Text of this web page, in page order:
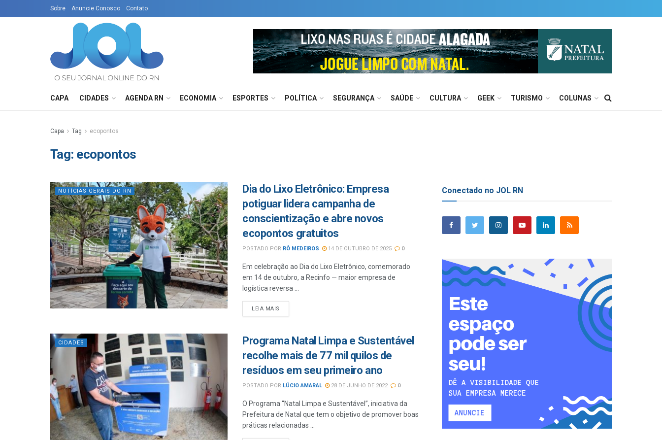
Sobre Anuncie Conosco Contato
CAPA CIDADES AGENDA RN ECONOMIA ESPORTES POLÍTICA SEGURANÇA SAÚDE CULTURA GEEK TURISMO COLUNAS
Capa Tag ecopontos
Tag: ecopontos
NOTÍCIAS GERAIS DO RN
Dia do Lixo Eletrônico: Empresa
potiguar lidera campanha de
conscientização e abre novos
ecopontos gratuitos
POSTADO POR RÔ MEDEIROS 14 DE OUTUBRO DE 2025 0
Em celebração ao Dia do Lixo Eletrônico, comemorado
em 14 de outubro, a Recinfo — maior empresa de
logística reversa ...
LEIA MAIS
CIDADES
Programa Natal Limpa e Sustentável
recolhe mais de 77 mil quilos de
resíduos em seu primeiro ano
POSTADO POR LÚCIO AMARAL 28 DE JUNHO DE 2022 0
O Programa “Natal Limpa e Sustentável”, iniciativa da
Prefeitura de Natal que tem o objetivo de promover boas
práticas relacionadas ...
Conectado no JOL RN